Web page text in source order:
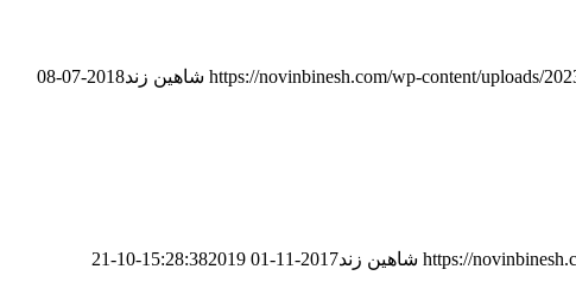
https://novinbinesh.com/wp-content/uploads/ شاهین زند
2018-07-08
https:// شاهین زند2017-11-01 15:28:38
2019-10-21